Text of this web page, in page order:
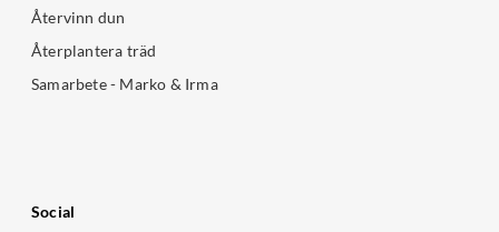
Återvinn dun
Återplantera träd
Samarbete - Marko & Irma
Social